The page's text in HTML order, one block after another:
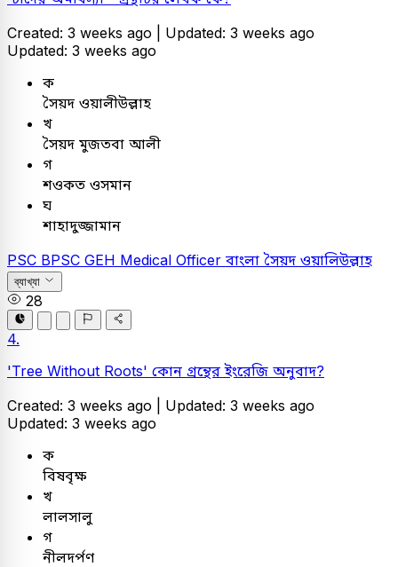
Created: 3 weeks ago | Updated: 3 weeks ago
Updated: 3 weeks ago
ক
সৈয়দ ওয়ালীউল্লাহ
খ
সৈয়দ মুজতবা আলী
গ
শওকত ওসমান
ঘ
শাহাদুজ্জামান
PSC BPSC GEH Medical Officer বাংলাসৈয়দ ওয়ালিউল্লাহ
ব্যাখ্যা
28
4.
'Tree Without Roots' কোন গ্রন্থের ইংরেজি অনুবাদ?
Created: 3 weeks ago | Updated: 3 weeks ago
Updated: 3 weeks ago
ক
বিষবৃক্ষ
খ
লালসালু
গ
নীলদর্পণ